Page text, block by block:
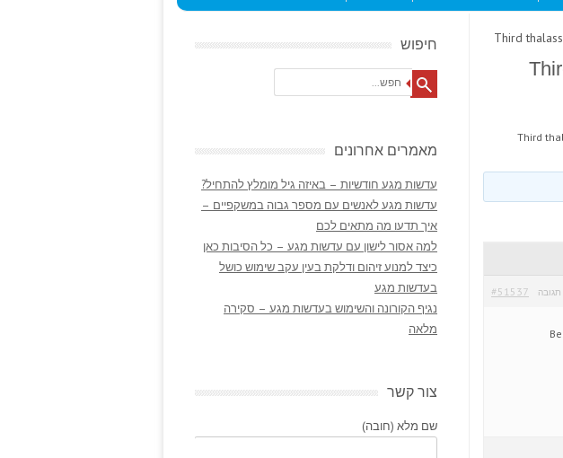
> Third
Third
#51537 תגובה
חיפוש
Search
מאמרים אחרונים
עדשות מגע חודשיות – באיזה גיל מומלץ להתחיל?
עדשות מגע לאנשים עם מספר גבוה במשקפיים –
איך תדעו מה מתאים לכם
למה אסור לישון עם עדשות מגע – כל הסיבות כאן
כיצד למנוע זיהום ודלקת בעין עקב שימוש כושל
בעדשות מגע
נגיף הקורונה והשימוש בעדשות מגע – סקירה
מלאה
צור קשר
שם מלא (חובה)